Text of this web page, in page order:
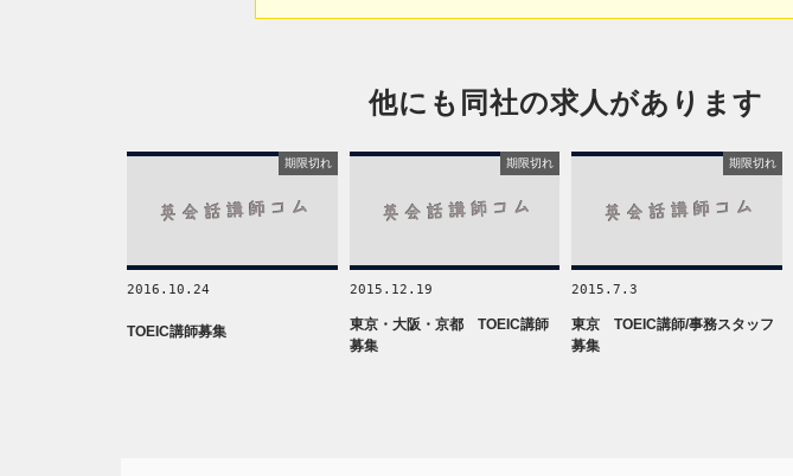
他にも同社の求人があります
期限切れ
2016.10.24
TOEIC講師募集
期限切れ
2015.12.19
東京・大阪・京都 TOEIC講師
募集
期限切れ
2015.7.3
東京 TOEIC講師/事務スタッフ
募集